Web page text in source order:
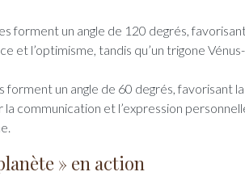
forment un angle de 120 degrés,
et l’optimisme, tandis qu’un trigone
forment un angle de 60 degrés, favorisant
communication et l’expression
» en action